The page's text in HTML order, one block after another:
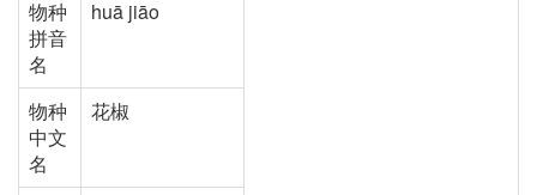
物种
拼音
名
huā jiāo
物种
中文
名
花椒